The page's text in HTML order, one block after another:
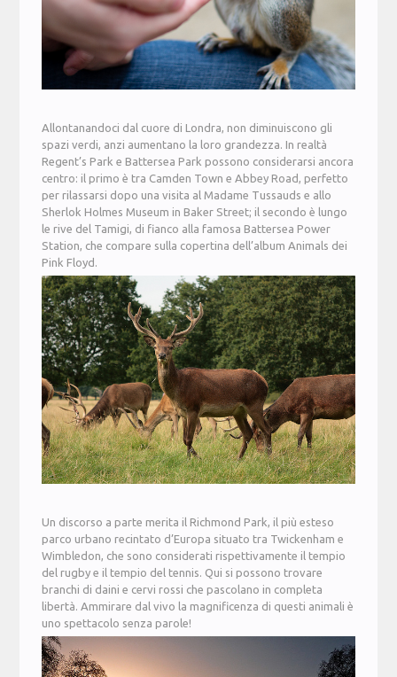
Allontanandoci dal cuore di Londra, non diminuiscono gli
spazi verdi, anzi aumentano la loro grandezza. In realtà
Regent’s Park e Battersea Park possono considerarsi ancora
centro: il primo è tra Camden Town e Abbey Road, perfetto
per rilassarsi dopo una visita al Madame Tussauds e allo
Sherlok Holmes Museum in Baker Street; il secondo è lungo
le rive del Tamigi, di fianco alla famosa Battersea Power
Station, che compare sulla copertina dell’album Animals dei
Pink Floyd.
Un discorso a parte merita il Richmond Park, il più esteso
parco urbano recintato d’Europa situato tra Twickenham e
Wimbledon, che sono considerati rispettivamente il tempio
del rugby e il tempio del tennis. Qui si possono trovare
branchi di daini e cervi rossi che pascolano in completa
libertà. Ammirare dal vivo la magnificenza di questi animali è
uno spettacolo senza parole!